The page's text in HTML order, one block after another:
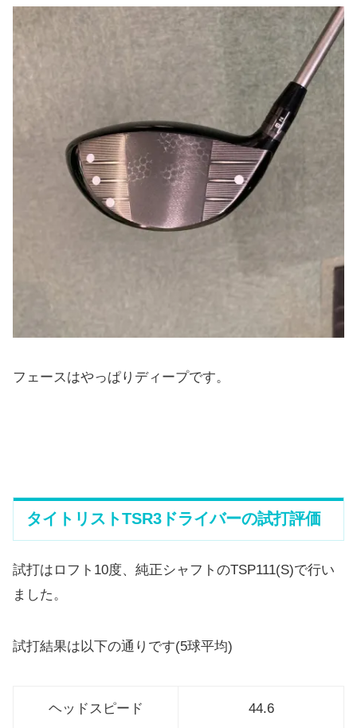
フェースはやっぱりディープです。
タイトリストTSR3ドライバーの試打評価
試打はロフト10度、純正シャフトのTSP111(S)で行い
ま した。
試打結果は以下の通りです(5球平均)
ヘッドスピード 44.6